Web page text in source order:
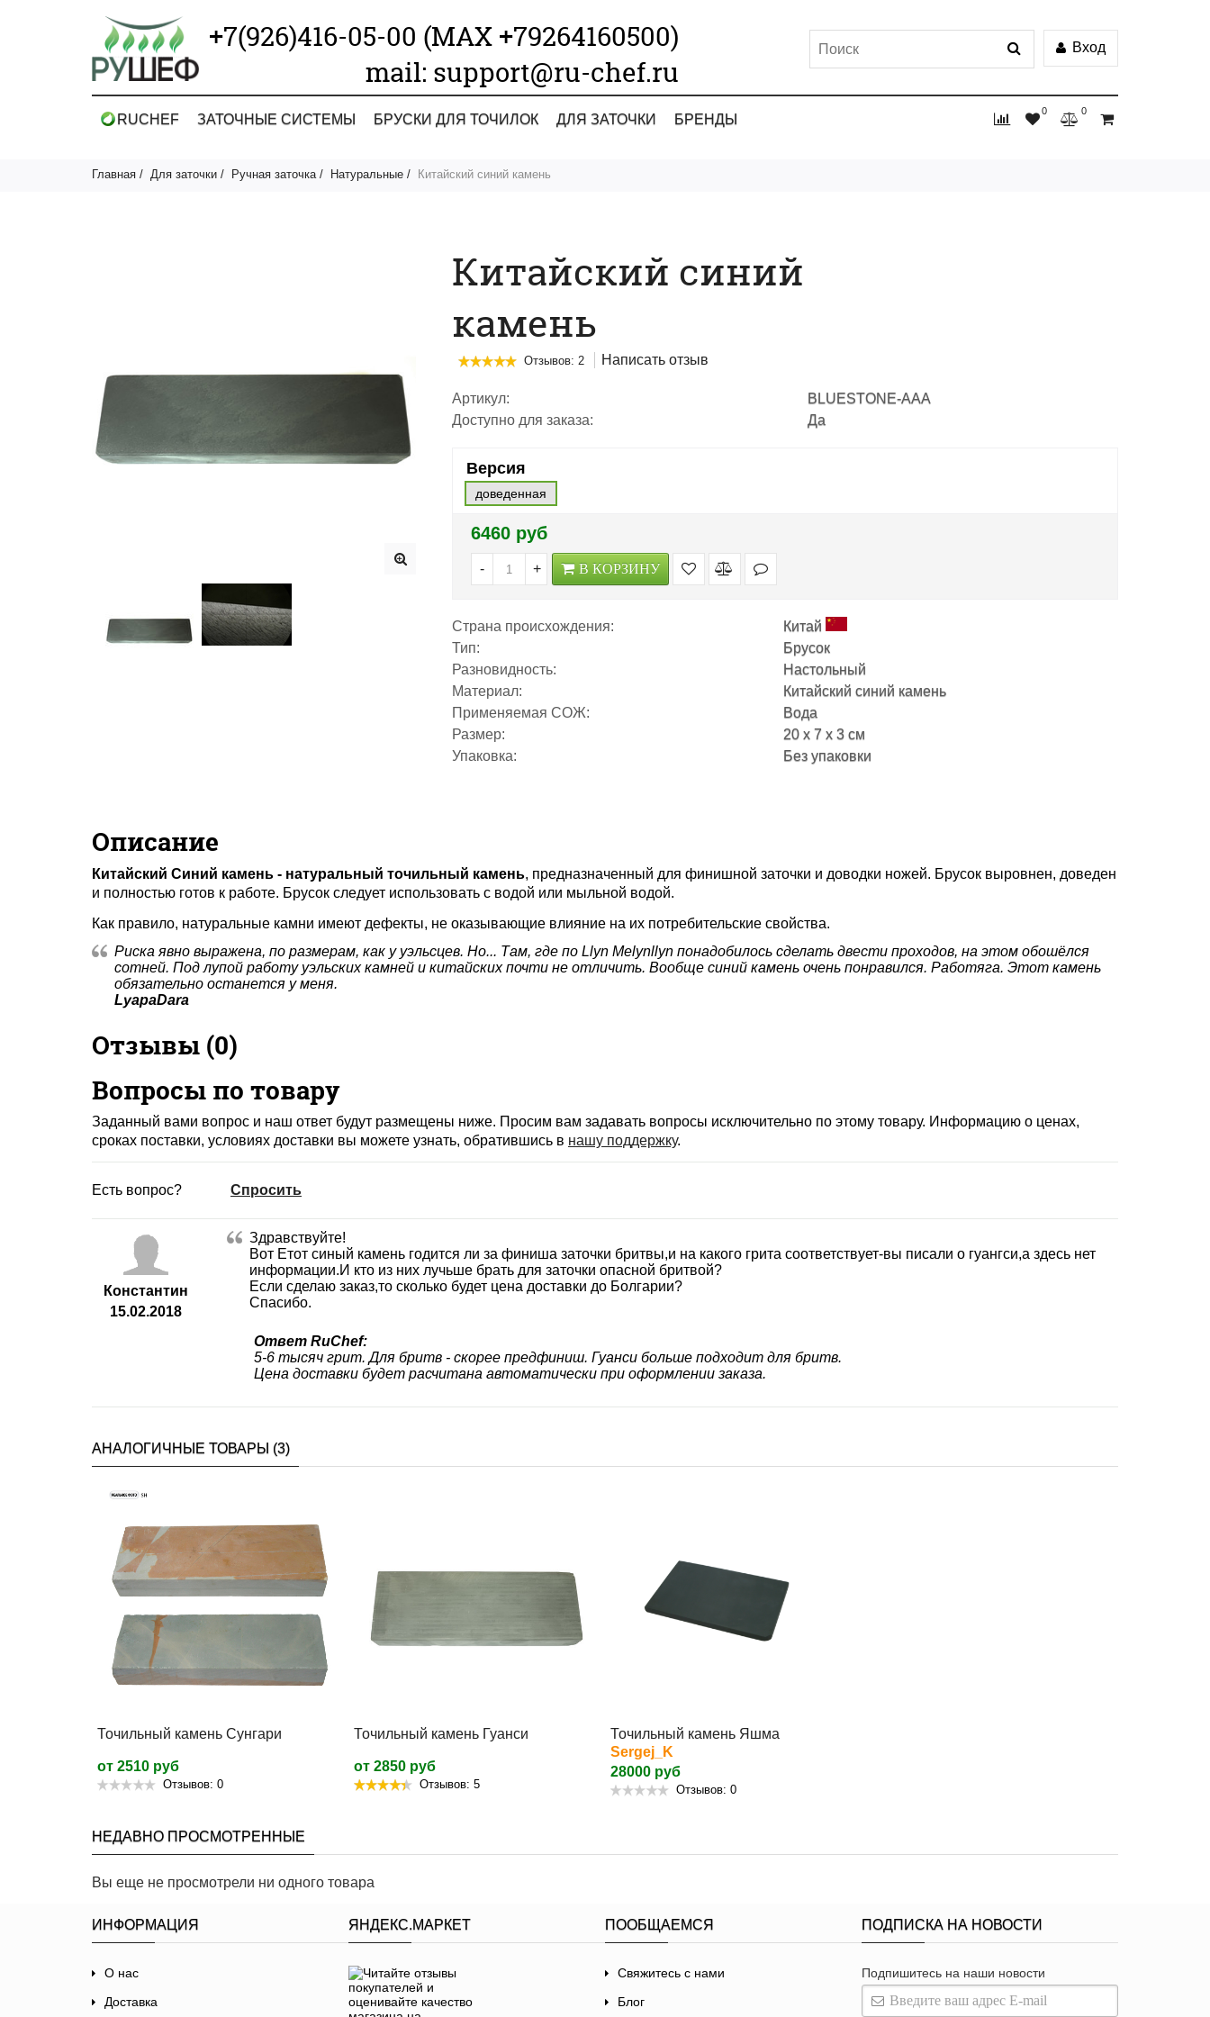
+7(926)416-05-00 (МАХ +79264160500)
mail: support@ru-chef.ru
Вход
0 0
RUCHEF ЗАТОЧНЫЕ СИСТЕМЫ БРУСКИ ДЛЯ ТОЧИЛОК ДЛЯ ЗАТОЧКИ БРЕНДЫ
Главная Для заточки Ручная заточка Натуральные Китайский синий камень
Китайский синий
камень
Отзывов: 2 Написать отзыв
Артикул:
BLUESTONE-AAA
Доступно для заказа:
Да
Версия
доведенная
6460 руб
- + В КОРЗИНУ
Страна происхождения:
Китай
Тип:
Брусок
Разновидность:
Настольный
Материал:
Китайский синий камень
Применяемая СОЖ:
Вода
Размер:
20 х 7 х 3 см
Упаковка:
Без упаковки
Описание
Китайский Синий камень - натуральный точильный камень, предназначенный для финишной заточки и доводки ножей. Брусок выровнен, доведен
и полностью готов к работе. Брусок следует использовать с водой или мыльной водой.
Как правило, натуральные камни имеют дефекты, не оказывающие влияние на их потребительские свойства.
Риска явно выражена, по размерам, как у уэльсцев. Но... Там, где по Llyn Melynllyn понадобилось сделать двести проходов, на этом обошёлся
сотней. Под лупой работу уэльских камней и китайских почти не отличить. Вообще синий камень очень понравился. Работяга. Этот камень
обязательно останется у меня.
LyapaDara
Отзывы (0)
Вопросы по товару
Заданный вами вопрос и наш ответ будут размещены ниже. Просим вам задавать вопросы исключительно по этому товару. Информацию о ценах,
сроках поставки, условиях доставки вы можете узнать, обратившись в нашу поддержку.
Есть вопрос? Спросить
Константин
15.02.2018
Здравствуйте!
Вот Етот синый камень годится ли за финиша заточки бритвы,и на какого грита соответствует-вы писали о гуангси,а здесь нет
информации.И кто из них лучьше брать для заточки опасной бритвой?
Если сделаю заказ,то сколько будет цена доставки до Болгарии?
Спасибо.
Ответ RuChef:
5-6 тысяч грит. Для бритв - скорее предфиниш. Гуанси больше подходит для бритв.
Цена доставки будет расчитана автоматически при оформлении заказа.
АНАЛОГИЧНЫЕ ТОВАРЫ (3)
Точильный камень Сунгари
от 2510 руб
Отзывов: 0
Точильный камень Гуанси
от 2850 руб
Отзывов: 5
Точильный камень Яшма
Sergej_K
28000 руб
Отзывов: 0
НЕДАВНО ПРОСМОТРЕННЫЕ
Вы еще не просмотрели ни одного товара
ИНФОРМАЦИЯ
О нас
Доставка
ЯНДЕКС.МАРКЕТ ПООБЩАЕМСЯ
Свяжитесь с нами
Блог
ПОДПИСКА НА НОВОСТИ
Подпишитесь на наши новости